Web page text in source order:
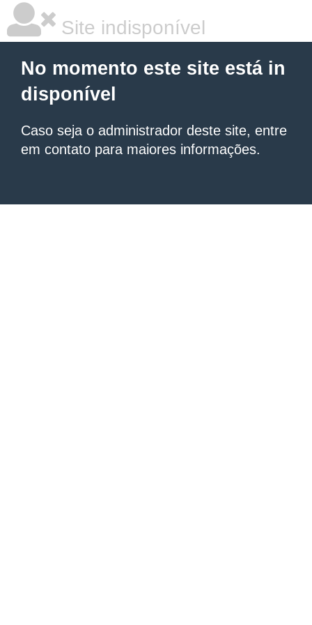
Site indisponível
No momento este site está in
disponível
Caso seja o administrador deste site, entre
em contato para maiores informações.